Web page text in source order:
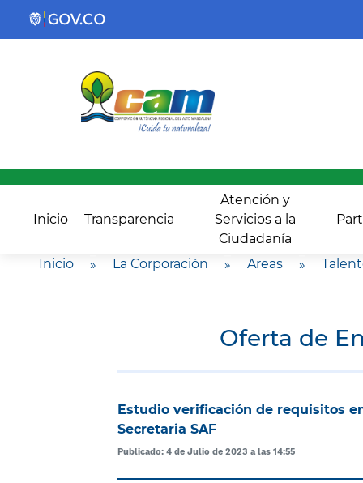
Inicio Transparencia
Atención y
Servicios a la
Ciudadanía
Inicio » La Corporación » Areas »
Oferta de
Estudio verificación de requisitos
Secretaria SAF
Publicado: 4 de Julio de 2023 a las 14:55